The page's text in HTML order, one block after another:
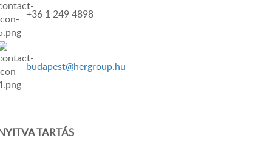
+36 1 249 4898
budapest@hergroup.hu
TARTÁS